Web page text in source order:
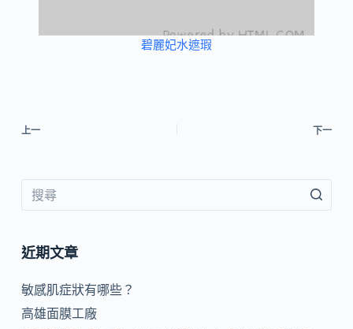
碧麗妃水遮瑕
上一 下一
近期文章
敏感肌症狀有哪些？
高雄面膜工廠